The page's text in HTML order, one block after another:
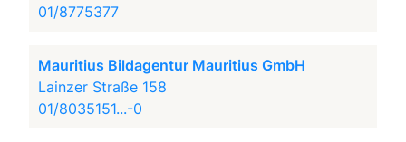
01/8775377
Mauritius Bildagentur Mauritius GmbH
Lainzer Straße 158
01/8035151...-0